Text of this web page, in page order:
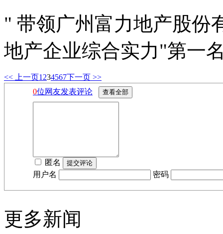
" 带领广州富力地产股份
地产企业综合实力"第一
<< 上一页1 234567下一页 >>
0位网友发表评论
匿名
用户名
密码
更多新闻